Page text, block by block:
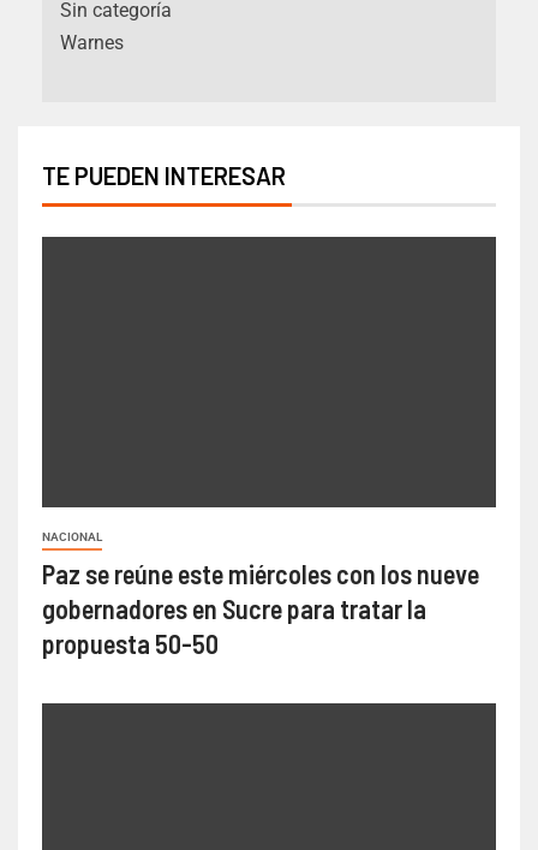
Sin categoría
Warnes
TE PUEDEN INTERESAR
NACIONAL
Paz se reúne este miércoles con los nueve
gobernadores en Sucre para tratar la
propuesta 50-50